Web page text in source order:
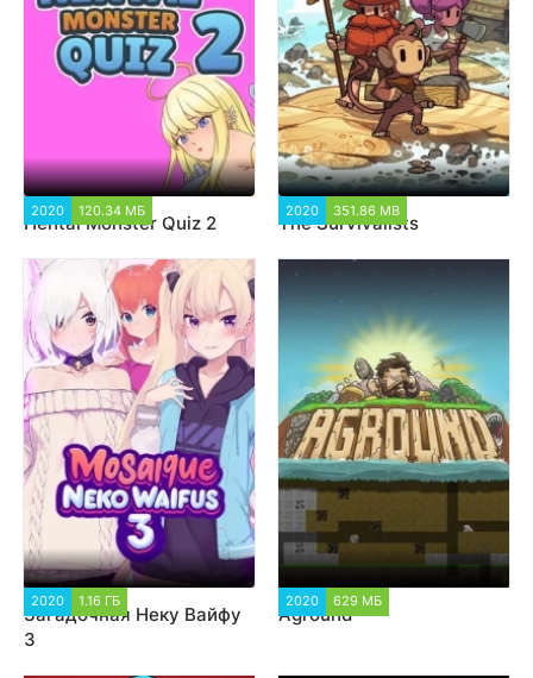
2020 120.34 МБ
Hentai Monster Quiz 2
2020 351.86 MB
The Survivalists
2020 1.16 ГБ
Загадочная Неку Вайфу
3
2020 629 МБ
Aground